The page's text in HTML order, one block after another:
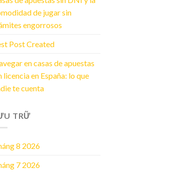
de jugar sin
engorrosos
Post Created
en casas de apuestas
licencia en España: lo que
te cuenta
TRỮ
8 2026
7 2026